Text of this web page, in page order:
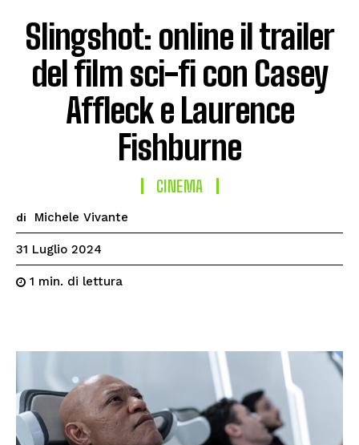
Slingshot: online il trailer
del film sci-fi con Casey
Affleck e Laurence
Fishburne
CINEMA
di Michele Vivante
31 Luglio 2024
1 min. di lettura